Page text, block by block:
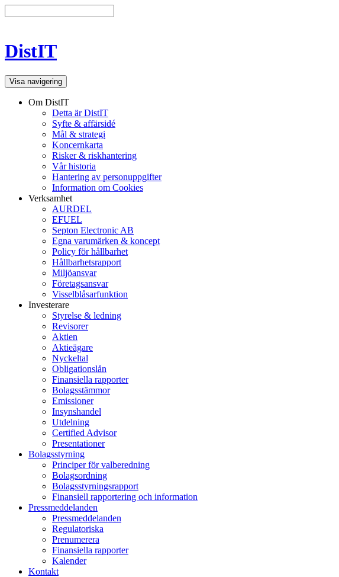
DistIT
Visa navigering
Om DistIT
Detta är DistIT
Syfte & affärsidé
Mål & strategi
Koncernkarta
Risker & riskhantering
Vår historia
Hantering av personuppgifter
Information om Cookies
Verksamhet
AURDEL
EFUEL
Septon Electronic AB
Egna varumärken & koncept
Policy för hållbarhet
Hållbarhetsrapport
Miljöansvar
Företagsansvar
Visselblåsarfunktion
Investerare
Styrelse & ledning
Revisorer
Aktien
Aktieägare
Nyckeltal
Obligationslån
Finansiella rapporter
Bolagsstämmor
Emissioner
Insynshandel
Utdelning
Certified Advisor
Presentationer
Bolagsstyrning
Principer för valberedning
Bolagsordning
Bolagsstyrningsrapport
Finansiell rapportering och information
Pressmeddelanden
Pressmeddelanden
Regulatoriska
Prenumerera
Finansiella rapporter
Kalender
Kontakt